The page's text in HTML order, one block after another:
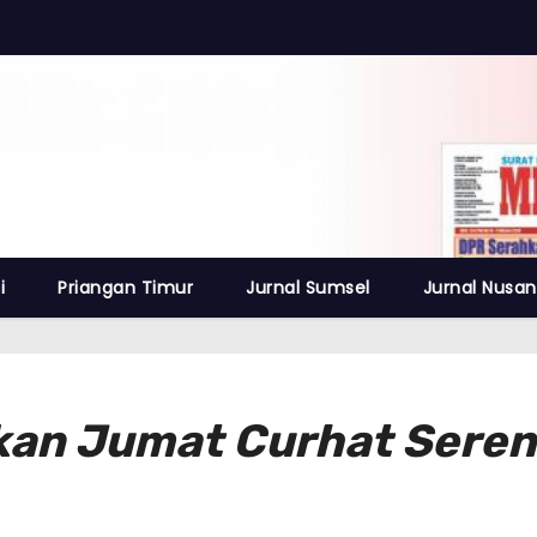
Priangan Timur Jurnal Sumsel Jurnal
Jumat Curhat